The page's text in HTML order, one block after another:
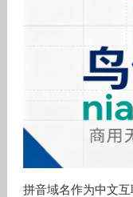
拼音域名作为中文